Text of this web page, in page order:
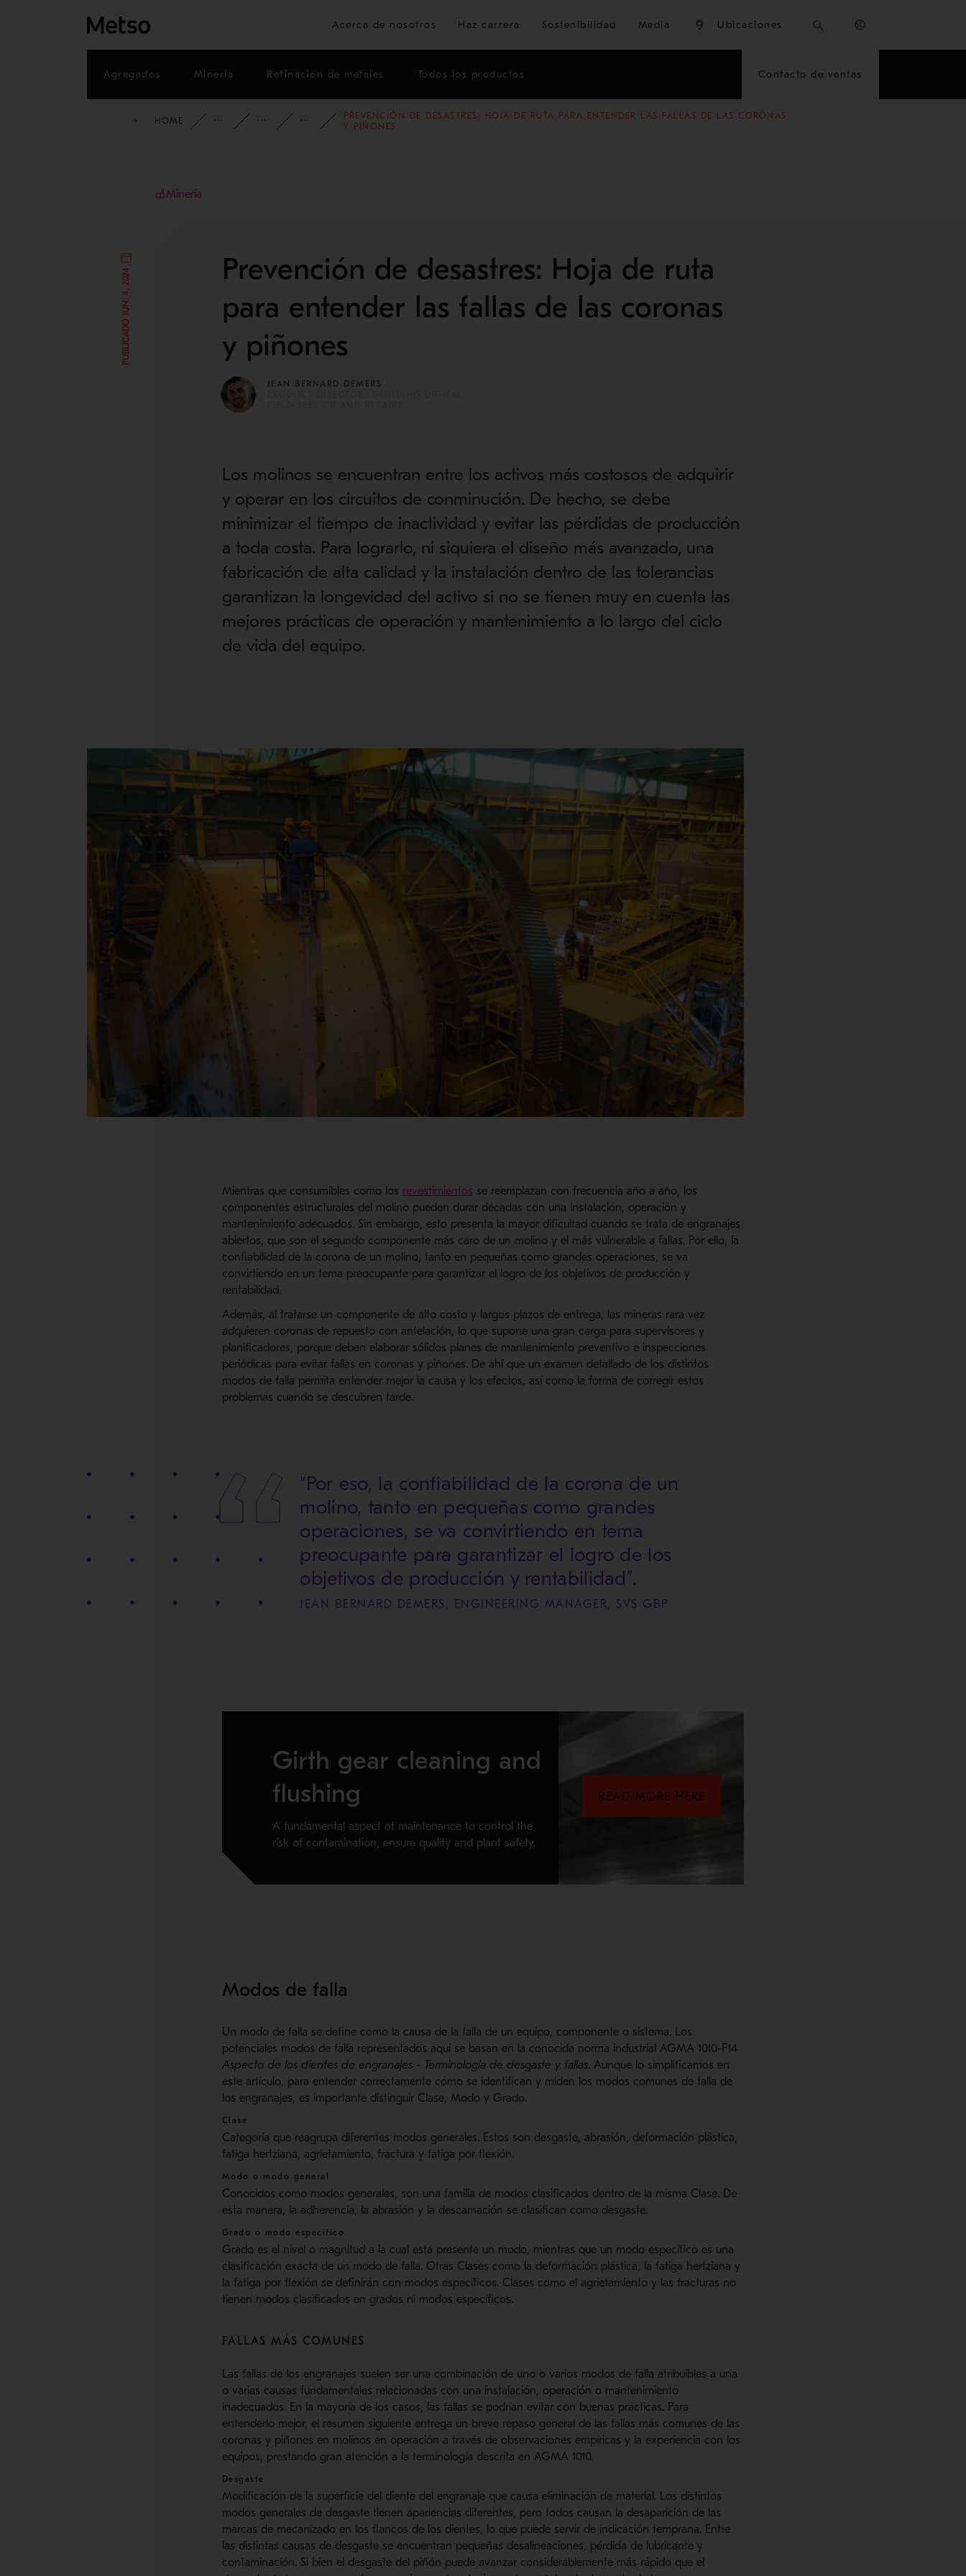
Ir al contenido principal
Acerca de nosotros Haz carrera Sostenibilidad Media Ubicaciones
Agregados Minería Refinación de metales Todos los productos Contacto de ventas
HOME INFORMACIÓN
BLOG BLOG DE MINERÍA Y METALES
PREVENCIÓN DE DESASTRES: HOJA DE RUTA PARA ENTENDER LAS FALLAS DE LAS CORONAS
Y PIÑONES
Minería
PUBLICADO JUN. 4, 2024
Prevención de desastres: Hoja de ruta
para entender las fallas de las coronas
y piñones
JEAN BERNARD DEMERS
Los molinos se encuentran entre los activos más costosos de adquirir
y operar en los circuitos de conminución. De hecho, se debe
minimizar el tiempo de inactividad y evitar las pérdidas de producción
a toda costa. Para lograrlo, ni siquiera el diseño más avanzado, una
fabricación de alta calidad y la instalación dentro de las tolerancias
garantizan la longevidad del activo si no se tienen muy en cuenta las
mejores prácticas de operación y mantenimiento a lo largo del ciclo
de vida del equipo.
Mientras que consumibles como los revestimientos se reemplazan con frecuencia año a año, los
componentes estructurales del molino pueden durar décadas con una instalación, operación y
mantenimiento adecuados. Sin embargo, esto presenta la mayor dificultad cuando se trata de engranajes
abiertos, que son el segundo componente más caro de un molino y el más vulnerable a fallas. Por ello, la
confiabilidad de la corona de un molino, tanto en pequeñas como grandes operaciones, se va
convirtiendo en un tema preocupante para garantizar el logro de los objetivos de producción y
rentabilidad.
Además, al tratarse un componente de alto costo y largos plazos de entrega, las mineras rara vez
adquieren coronas de repuesto con antelación, lo que supone una gran carga para supervisores y
planificadores, porque deben elaborar sólidos planes de mantenimiento preventivo e inspecciones
periódicas para evitar fallas en coronas y piñones. De ahí que un examen detallado de los distintos
modos de falla permita entender mejor la causa y los efectos, así como la forma de corregir estos
problemas cuando se descubren tarde.
“Por eso, la confiabilidad de la corona de un
molino, tanto en pequeñas como grandes
operaciones, se va convirtiendo en tema
preocupante para garantizar el logro de los
objetivos de producción y rentabilidad”.
JEAN BERNARD DEMERS, ENGINEERING MANAGER, SVS GBP
Girth gear cleaning and
flushing
A fundamental aspect of maintenance to control the
risk of contamination, ensure quality and plant safety.
READ MORE HERE
Modos de falla
Un modo de falla se define como la causa de la falla de un equipo, componente o sistema. Los
potenciales modos de falla representados aquí se basan en la conocida norma industrial AGMA 1010-F14
Aspecto de los dientes de engranajes - Terminología de desgaste y fallas. Aunque lo simplificamos en
este artículo, para entender correctamente cómo se identifican y miden los modos comunes de falla de
los engranajes, es importante distinguir Clase, Modo y Grado.
Clase
Categoría que reagrupa diferentes modos generales. Estos son desgaste, abrasión, deformación plástica,
fatiga hertziana, agrietamiento, fractura y fatiga por flexión.
Modo o modo general
Conocidos como modos generales, son una familia de modos clasificados dentro de la misma Clase. De
esta manera, la adherencia, la abrasión y la descamación se clasifican como desgaste.
Grado o modo específico
Grado es el nivel o magnitud a la cual está presente un modo, mientras que un modo específico es una
clasificación exacta de un modo de falla. Otras Clases como la deformación plástica, la fatiga hertziana y
la fatiga por flexión se definirán con modos específicos. Clases como el agrietamiento y las fracturas no
tienen modos clasificados en grados ni modos específicos.
FALLAS MÁS COMUNES
Las fallas de los engranajes suelen ser una combinación de uno o varios modos de falla atribuibles a una
o varias causas fundamentales relacionadas con una instalación, operación o mantenimiento
inadecuados. En la mayoría de los casos, las fallas se podrían evitar con buenas prácticas. Para
entenderlo mejor, el resumen siguiente entrega un breve repaso general de las fallas más comunes de las
coronas y piñones en molinos en operación a través de observaciones empíricas y la experiencia con los
equipos, prestando gran atención a la terminología descrita en AGMA 1010.
Desgaste
Modificación de la superficie del diente del engranaje que causa eliminación de material. Los distintos
modos generales de desgaste tienen apariencias diferentes, pero todos causan la desaparición de las
marcas de mecanizado en los flancos de los dientes, lo que puede servir de indicación temprana. Entre
las distintas causas de desgaste se encuentran pequeñas desalineaciones, pérdida de lubricante y
contaminación. Si bien el desgaste del piñón puede avanzar considerablemente más rápido que el